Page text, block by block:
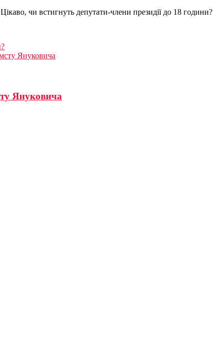
чи встигнуть депутати-члени президії до 18 години?
Януковича
Януковича